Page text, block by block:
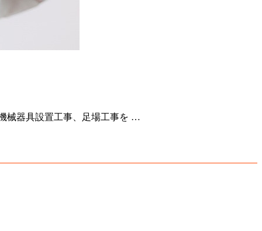
械器具設置工事、足場工事を …